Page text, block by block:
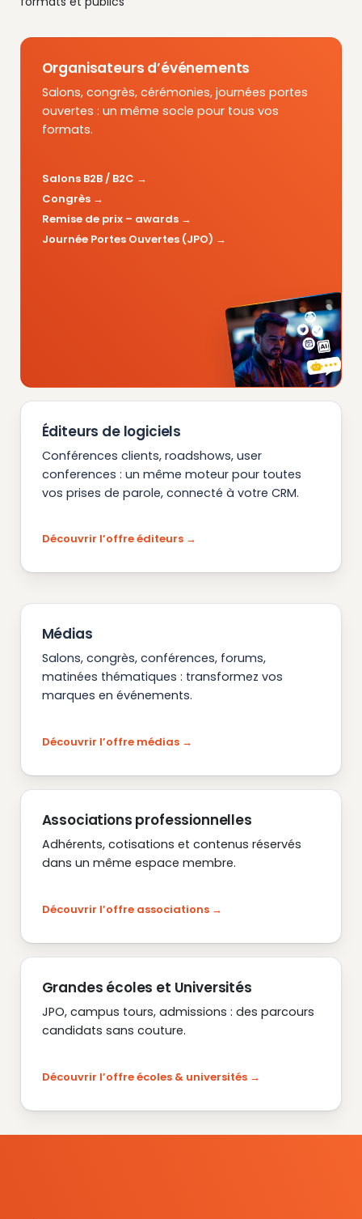
Organisateurs d’événements
Salons, congrès, cérémonies, journées portes
ouvertes : un même socle pour tous vos
formats.
Salons B2B / B2C
Congrès
Remise de prix – awards
Journée Portes Ouvertes (JPO)
Éditeurs de logiciels
Conférences clients, roadshows, user
conferences : un même moteur pour toutes
vos prises de parole, connecté à votre CRM.
Découvrir l’offre éditeurs
Médias
Salons, congrès, conférences, forums,
matinées thématiques : transformez vos
marques en événements.
Découvrir l’offre médias
Associations professionnelles
Adhérents, cotisations et contenus réservés
dans un même espace membre.
Découvrir l’offre associations
Grandes écoles et Universités
JPO, campus tours, admissions : des parcours
candidats sans couture.
Découvrir l’offre écoles & universités